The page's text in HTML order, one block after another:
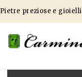
Pietre preziose e